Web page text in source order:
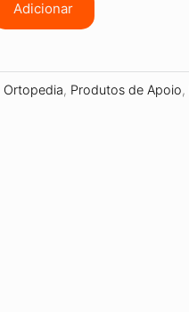
Adicionar
Ortopedia, Produtos de Apoio,